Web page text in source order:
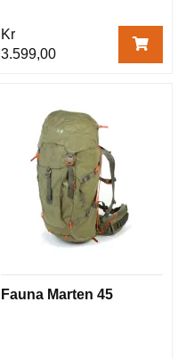
Kr
3.599,00
Fauna Marten 45